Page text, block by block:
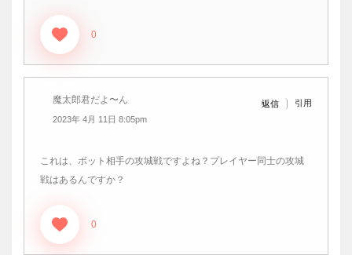
0
魔太郎君だよ〜ん
2023年 4月 11日 8:05pm
返信 引用
これは、ボット相手の攻城戦ですよね？プレイヤー同士の攻城
戦はあるんですか？
0